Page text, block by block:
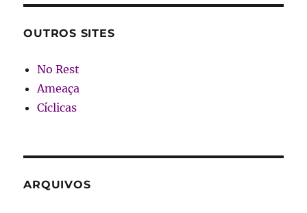
OUTROS SITES
No Rest
Ameaça
Cíclicas
ARQUIVOS